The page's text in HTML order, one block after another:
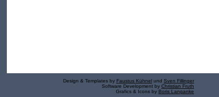
Design & Templates by Faustus Kühnel und Sven Fillinger
Software Development by Christian Fruth
Grafics & Icons by Boris Langanke